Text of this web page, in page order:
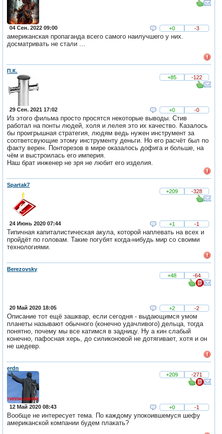
04 Сен. 2022 09:00 +0 -3
американская пропаганда всего самого наилучшего у них.
досматривать не стали ...
П.К.
+85
-122
29 Сен. 2021 17:02 +0 -0
Из этого фильма просто просятся некоторые выводы. Стив
работал на понты людей, холя и лелея это их качество. Казалось
бы проигрышная стратегия, людям ведь нужен инструмент за
соответсвующие этому инструменту деньги. Но его расчёт был по
факту верен. Понторезов в мире оказалось дофига и больше, на
чём и выстроилась его империя.
Наш брат инженер не зря не любит его изделия.
Spartak7
+209
-328
24 Июнь 2020 07:44 +1 -1
Типичная капиталистическая акула, которой наплевать на всех и
пройдёт по головам. Такие погубят когда-нибудь мир со своими
технологиями.
Berezovsky
+48
-64
20 Май 2020 18:05 +2 -2
Описание тот ещё зашквар, если сегодня - выдающимся умом
планеты называют обычного (конечно удачливого) дельца, тогда
понятно, почему мы все катимся в задницу. Ну а кин слабый
конечно, пафосная херь, до силиконовой не дотягивает, хотя и он
не шедевр.
erdn
+209
-271
12 Май 2020 08:43 +0 -1
Вообще не интересует тема. По каждому упокоившемуся шефу
американской компании будем плакать?